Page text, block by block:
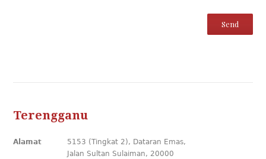
Terengganu
Alamat
5153 (Tingkat 2), Dataran Emas,
Jalan Sultan Sulaiman, 20000